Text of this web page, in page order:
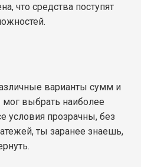
что средства поступят
варианты сумм и
выбрать наиболее
условия прозрачны, без
ты заранее знаешь,